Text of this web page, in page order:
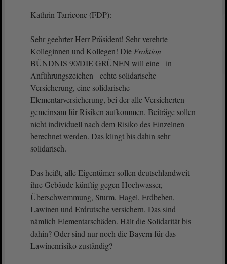
Kathrin Tarricone (FDP):
Sehr geehrter Herr Präsident! Sehr verehrte
Kolleginnen und Kollegen! Die Fraktion
BÜNDNIS 90/DIE GRÜNEN will eine in
Anführungszeichen echte solidarische
Versicherung, eine solidarische
Elementarversicherung, bei der alle Versicherten
gemeinsam für Risiken aufkommen. Beiträge sollen
nicht individuell nach dem Risiko des Einzelnen
berechnet werden. Das klingt bis dahin sehr
solidarisch.
Das heißt, alle Eigentümer sollen deutschlandweit
ihre Gebäude künftig gegen Hochwasser,
Überschwemmung, Sturm, Hagel, Erdbeben,
Lawinen und Erdrutsche versichern. Das sind
nämlich Elementarschäden. Hält die Solidarität bis
dahin? Oder sind nur noch die Bayern für das
Lawinenrisiko zuständig?